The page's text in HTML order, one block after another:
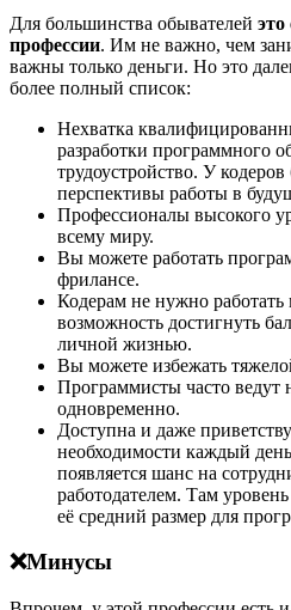
Для большинства обывателей
профессии. Им не важно, чем
важны только деньги. Но это
более полный список:
Нехватка
разработки программного
трудоустройство. У
перспективы работы в
Профессионалы высокого
всему миру.
Вы можете работать
фрилансе.
Кодерам не нужно работать
возможность достигнуть
личной жизнью.
Вы можете избежать
Программисты часто ведут
одновременно.
Доступна и даже
необходимости каждый
появляется шанс на
работодателем. Там
её средний размер для
❌Минусы